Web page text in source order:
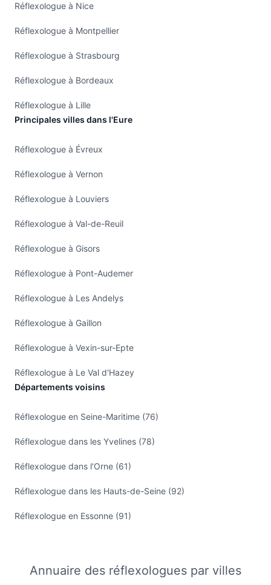
Réflexologue à Nice
Réflexologue à Montpellier
Réflexologue à Strasbourg
Réflexologue à Bordeaux
Réflexologue à Lille
Principales villes dans l'Eure
Réflexologue à Évreux
Réflexologue à Vernon
Réflexologue à Louviers
Réflexologue à Val-de-Reuil
Réflexologue à Gisors
Réflexologue à Pont-Audemer
Réflexologue à Les Andelys
Réflexologue à Gaillon
Réflexologue à Vexin-sur-Epte
Réflexologue à Le Val d'Hazey
Départements voisins
Réflexologue en Seine-Maritime (76)
Réflexologue dans les Yvelines (78)
Réflexologue dans l'Orne (61)
Réflexologue dans les Hauts-de-Seine (92)
Réflexologue en Essonne (91)
Annuaire des réflexologues par villes